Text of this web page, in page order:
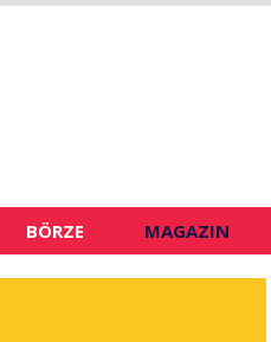
BÖRZE MAGAZIN